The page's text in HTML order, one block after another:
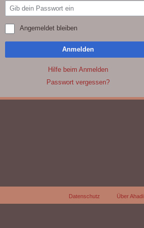
Angemeldet bleiben
Anmelden
Hilfe beim Anmelden
Passwort vergessen?
Datenschutz Über